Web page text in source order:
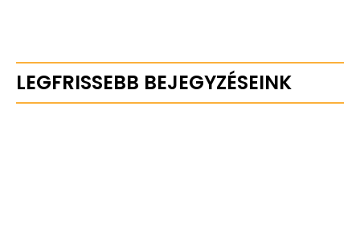
LEGFRISSEBB BEJEGYZÉSEINK